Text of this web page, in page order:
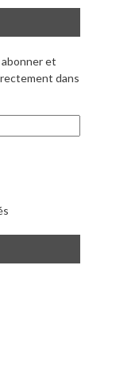
et
dans